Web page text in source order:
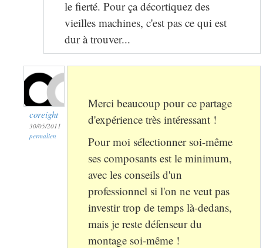
le fierté. Pour ça décortiquez des
vieilles machines, c'est pas ce qui est
dur à trouver...
coreight
30/05/2011
permalien
Merci beaucoup pour ce partage
d'expérience très intéressant !
Pour moi sélectionner soi-même
ses composants est le minimum,
avec les conseils d'un
professionnel si l'on ne veut pas
investir trop de temps là-dedans,
mais je reste défenseur du
montage soi-même !